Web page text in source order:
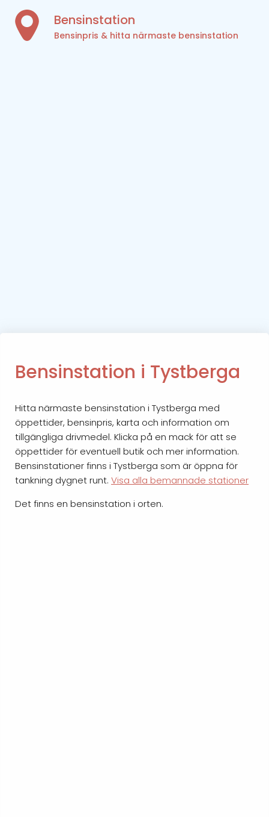
Bensinstation
Bensinpris & hitta närmaste bensinstation
Bensinstation i Tystberga
Hitta närmaste bensinstation i Tystberga med
öppettider, bensinpris, karta och information om
tillgängliga drivmedel. Klicka på en mack för att se
öppettider för eventuell butik och mer information.
Bensinstationer finns i Tystberga som är öppna för
tankning dygnet runt. Visa alla bemannade stationer
Det finns en bensinstation i orten.